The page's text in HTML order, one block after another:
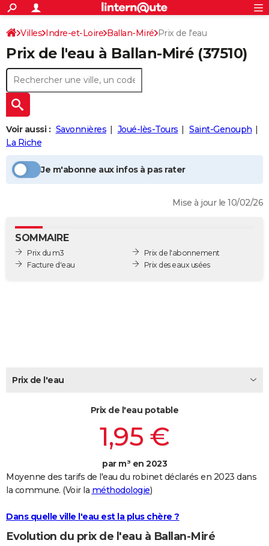
ACTUALITÉS
Politique
Société
Faits Divers
Education
Monde
Villes
+
SPORT
Coupe du monde 2026
Football
Tennis
Cyclisme
Rugby
Forum
Programme TV
TNTStreaming
Cinéma
Sorties cinéma
Musique
Retraite
Impôts
Epargne
Immobilier
Risques naturels par ville
Banque
Assurance
Crédit
AUTO
Essais
Réserver un essai
Citadines
Berlines
SUV
Forum auto
+
Mobiles
Meilleur smartphone
Internet
Ordinateurs
Jeux vidéo
Guide high-tech
+BRICOLAGE
Forum
Aménagement intérieur
Extérieur
Cuisine
Salle de bains
Jardinage
Rangement
+WEEK-END
Art de vivre
Bien-être
Loisirs
Mode
Modes de vie
SANTE
Alimentation
Guide de la santé
Maladies
Médicaments
Sommeil
VOYAGE
Carte de Noël
Carte Bonne année
Carte Saint-Valentin
Carte Pâques
Carte d'anniversaire
DICTIONNAIRE
FORUM
Rechercher
S'inscrire
Connexion
Villes Indre-et-Loire Ballan-Miré Prix de l'eau
Prix de l'eau à Ballan-Miré(37510)
Voir aussi : Savonnières Joué-lès-Tours
Saint-Genouph
La Riche
Je m'abonne aux infos à pas rater
Mise à jour le 10/02/26
SOMMAIRE
Prix du m3
Facture d'eau
Prix de l'abonnement
Prix des eaux usées
Prix de l'eau
Prix de l'eau potable
1,95 €
par m³ en 2023
Moyenne des tarifs de l'eau du robinet déclarés en 2023 dans
la commune. (Voir la méthodologie)
Dans quelle ville l'eau est la plus chère ?
Evolution du prix de l'eau à Ballan-Miré